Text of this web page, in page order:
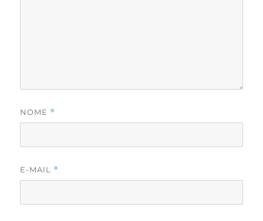
NOME *
E-MAIL *